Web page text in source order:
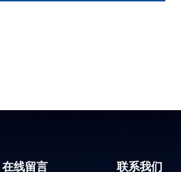
在线留言 联系我们